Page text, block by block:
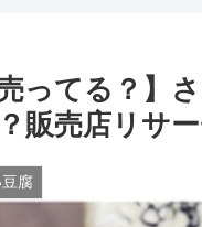
売ってる？】
販売店リサー
腐